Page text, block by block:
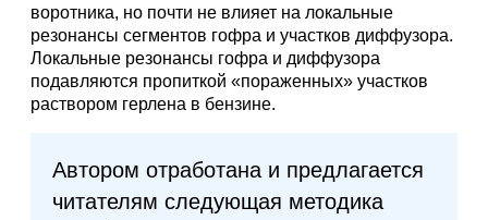
воротника, но почти не влияет на локальные
резонансы сегментов гофра и участков диффузора.
Локальные резонансы гофра и диффузора
подавляются пропиткой «пораженных» участков
раствором герлена в бензине.
Автором отработана и предлагается
читателям следующая методика